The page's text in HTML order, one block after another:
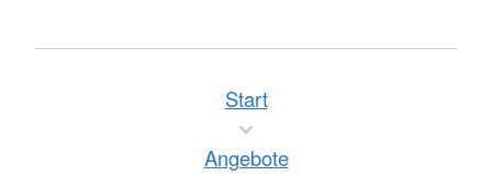
Start
Angebote